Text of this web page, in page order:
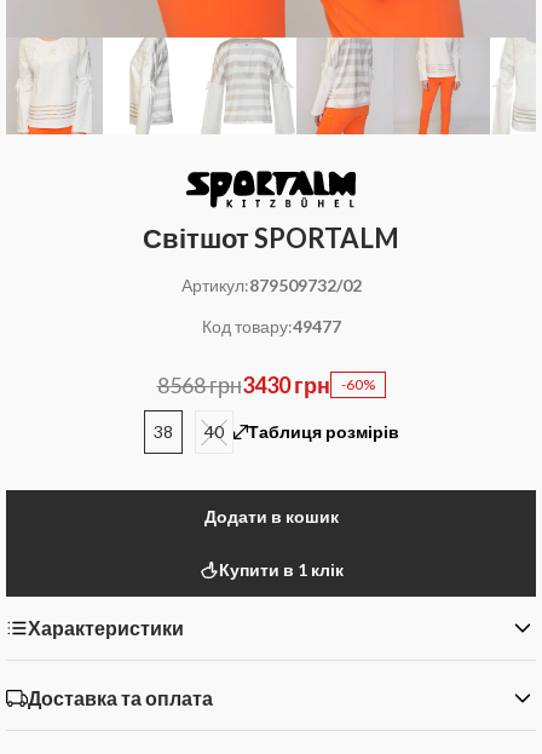
Світшот SPORTALM
Артикул:879509732/02
Код товару:49477
8568 грн3430 грн -60%
38 40 Таблиця розмірів
Додати в кошик
Купити в 1 клік
Характеристики
Доставка та оплата